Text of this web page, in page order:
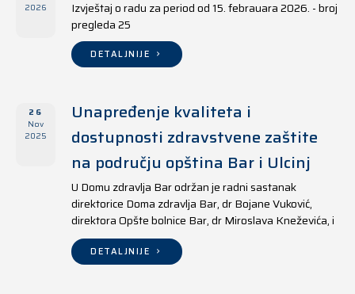
2026
Izvještaj o radu za period od 15. febrauara 2026. - broj
pregleda 25
DETALJNIJE
26
Nov
2025
Unapređenje kvaliteta i
dostupnosti zdravstvene zaštite
na području opština Bar i Ulcinj
U Domu zdravlja Bar održan je radni sastanak
direktorice Doma zdravlja Bar, dr Bojane Vuković,
direktora Opšte bolnice Bar, dr Miroslava Kneževića, i
direktora Doma zdravlja Ulcinj, Kreshnika Mustafe.
DETALJNIJE